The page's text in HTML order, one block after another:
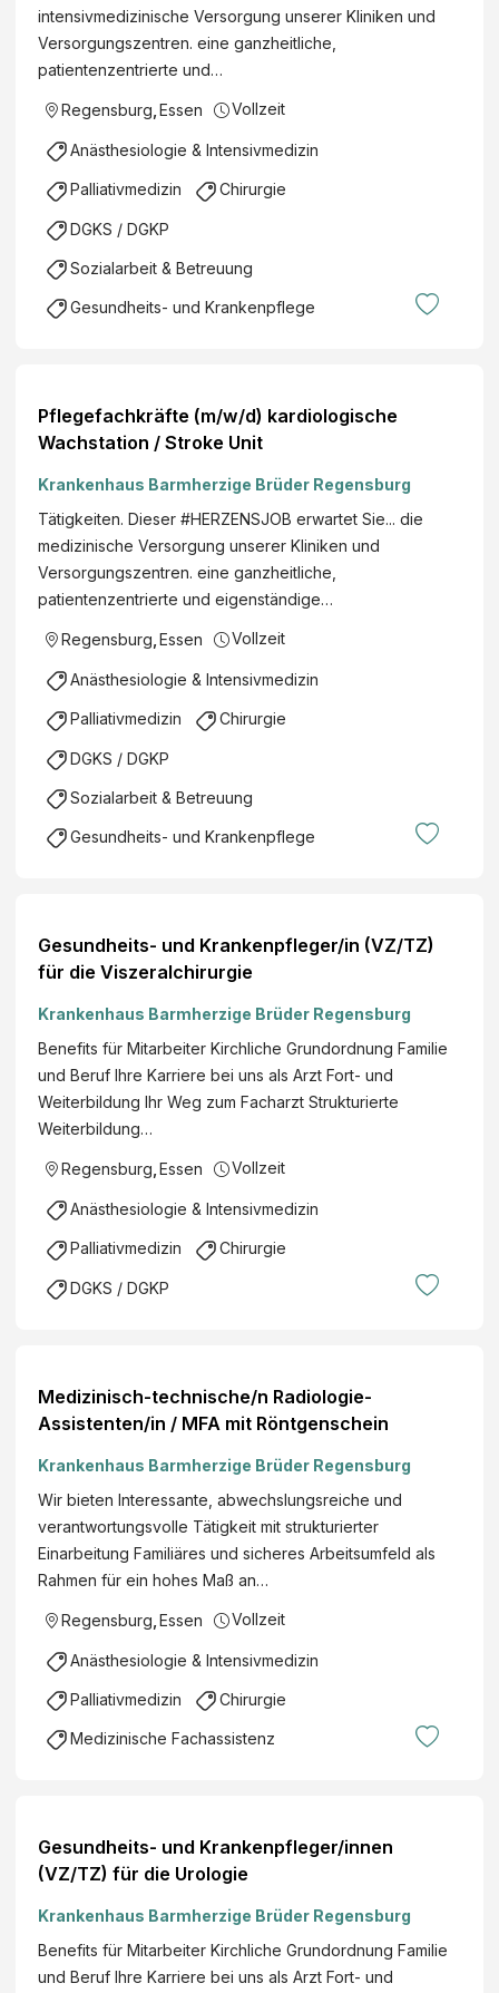
intensivmedizinische Versorgung unserer Kliniken und
Versorgungszentren. eine ganzheitliche,
patientenzentrierte und…
Regensburg Essen Vollzeit
Anästhesiologie & Intensivmedizin
Palliativmedizin Chirurgie
DGKS / DGKP
Sozialarbeit & Betreuung
Gesundheits- und Krankenpflege
Pflegefachkräfte (m/w/d) kardiologische
Wachstation / Stroke Unit
Krankenhaus Barmherzige Brüder Regensburg
Tätigkeiten. Dieser #HERZENSJOB erwartet Sie... die
medizinische Versorgung unserer Kliniken und
Versorgungszentren. eine ganzheitliche,
patientenzentrierte und eigenständige…
Regensburg Essen Vollzeit
Anästhesiologie & Intensivmedizin
Palliativmedizin Chirurgie
DGKS / DGKP
Sozialarbeit & Betreuung
Gesundheits- und Krankenpflege
Gesundheits- und Krankenpfleger/in (VZ/TZ)
für die Viszeralchirurgie
Krankenhaus Barmherzige Brüder Regensburg
Benefits für Mitarbeiter Kirchliche Grundordnung Familie
und Beruf Ihre Karriere bei uns als Arzt Fort- und
Weiterbildung Ihr Weg zum Facharzt Strukturierte
Weiterbildung…
Regensburg Essen Vollzeit
Anästhesiologie & Intensivmedizin
Palliativmedizin Chirurgie
DGKS / DGKP
Medizinisch-technische/n Radiologie-
Assistenten/in / MFA mit Röntgenschein
Krankenhaus Barmherzige Brüder Regensburg
Wir bieten Interessante, abwechslungsreiche und
verantwortungsvolle Tätigkeit mit strukturierter
Einarbeitung Familiäres und sicheres Arbeitsumfeld als
Rahmen für ein hohes Maß an…
Regensburg Essen Vollzeit
Anästhesiologie & Intensivmedizin
Palliativmedizin Chirurgie
Medizinische Fachassistenz
Gesundheits- und Krankenpfleger/innen
(VZ/TZ) für die Urologie
Krankenhaus Barmherzige Brüder Regensburg
Benefits für Mitarbeiter Kirchliche Grundordnung Familie
und Beruf Ihre Karriere bei uns als Arzt Fort- und